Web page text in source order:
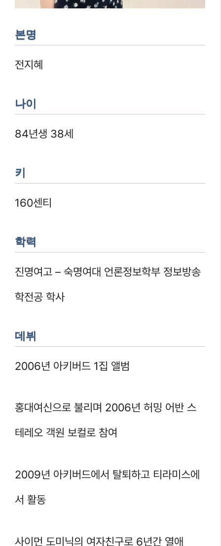
본명
전지혜
나이
84년생 38세
키
160센티
학력
진명여고 – 숙명여대 언론정보학부 정보방송
학전공 학사
데뷔
2006년 아키버드 1집 앨범
홍대여신으로 불리며 2006년 허밍 어반 스
테레오 객원 보컬로 참여
2009년 아키버드에서 탈퇴하고 티라미스에
서 활동
사이먼 도미닉의 여자친구로 6년간 열애